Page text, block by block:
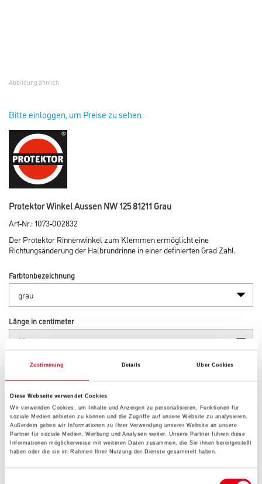
Zustimmung Details Über Cookies
Diese Webseite verwendet Cookies
Wir verwenden Cookies, um Inhalte und Anzeigen zu personalisieren, Funktionen für
soziale Medien anbieten zu können und die Zugriffe auf unsere Website zu analysieren.
Außerdem geben wir Informationen zu Ihrer Verwendung unserer Website an unsere
Partner für soziale Medien, Werbung und Analysen weiter. Unsere Partner führen diese
Informationen möglicherweise mit weiteren Daten zusammen, die Sie ihnen bereitgestellt
haben oder die sie im Rahmen Ihrer Nutzung der Dienste gesammelt haben.
Abbildung ähnlich
Bitte einloggen, um Preise zu sehen
Protektor Winkel Aussen NW 125 81211 Grau
Art-Nr.:1073-002832
Der Protektor Rinnenwinkel zum Klemmen ermöglicht eine
Richtungsänderung der Halbrundrinne in einer definierten Grad Zahl.
Farbtonbezeichnung
Länge in centimeter
Breite in centimeter
Höhe in centimeter